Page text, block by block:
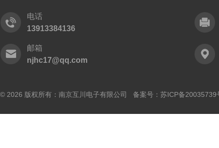
电话
13913384136
邮箱
njhc17@qq.com
© 2026 版权所有：南京互川电子有限公司 备案号： 苏ICP备20035739